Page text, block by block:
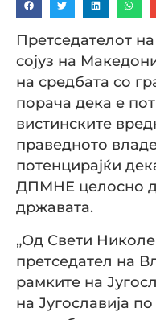
Претседателот
сојуз на
на средбата со
порача дека е
вистинските
праведното
потенцирајќи
ДПМНЕ целосно
државата.
„Од Свети
претседател на
рамките на
на Југославија